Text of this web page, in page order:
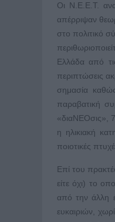
Οι N.E.E.T.
απέρριψαν
στο πολιτικό
Ελλάδα από
περιπτώσεις
σημασία
παραβατική
«διαΝΕΟσις»,
η ηλικιακή
ποιοτικές
Επί του
είτε όχι) το
από την άλλη
ευκαιριών,